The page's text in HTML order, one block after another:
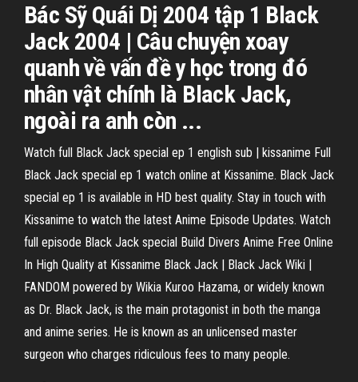
Bác Sỹ Quái Dị 2004 tập 1 Black
Jack 2004 | Câu chuyện xoay
quanh về vấn đề y học trong đó
nhân vật chính là Black Jack,
ngoài ra anh còn ...
Watch full Black Jack special ep 1 english sub | kissanime Full
Black Jack special ep 1 watch online at Kissanime. Black Jack
special ep 1 is available in HD best quality. Stay in touch with
Kissanime to watch the latest Anime Episode Updates. Watch
full episode Black Jack special Build Divers Anime Free Online
In High Quality at Kissanime Black Jack | Black Jack Wiki |
FANDOM powered by Wikia Kuroo Hazama, or widely known
as Dr. Black Jack, is the main protagonist in both the manga
and anime series. He is known as an unlicensed master
surgeon who charges ridiculous fees to many people.